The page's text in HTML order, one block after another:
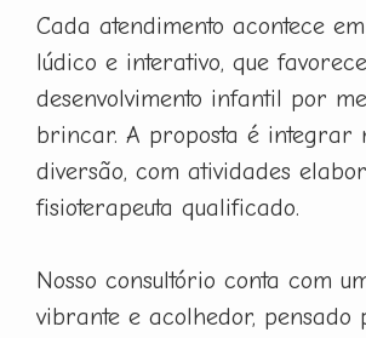
Cada atendimento acontece
lúdico e interativo, que
desenvolvimento infantil por
brincar. A proposta é integrar
diversão, com atividades
fisioterapeuta qualificado.
Nosso consultório conta com
vibrante e acolhedor, pensado